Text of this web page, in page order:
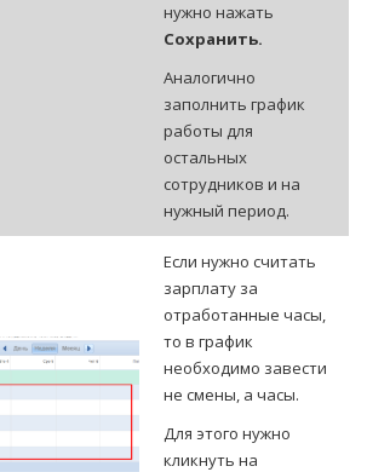
нужно нажать
Сохранить.
Аналогично
заполнить график
работы для
остальных
сотрудников и на
нужный период.
Если нужно считать
зарплату за
отработанные часы,
то в график
необходимо завести
не смены, а часы.
Для этого нужно
кликнуть на